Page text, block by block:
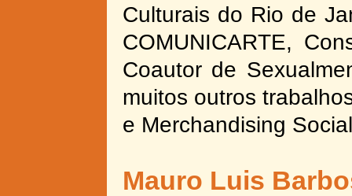
Culturais do Rio de
COMUNICARTE,
Coautor de
muitos outros
e Merchandising
Mauro Luis